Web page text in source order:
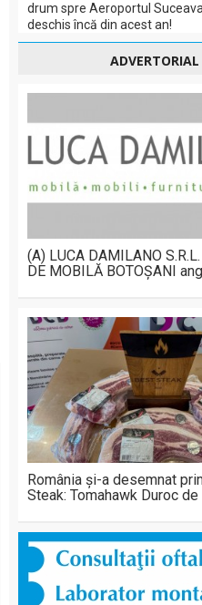
drum spre Aeroportul
deschis încă din acest an!
ADVERTORIAL
(A) LUCA DAMILANO
DE MOBILĂ BOTOȘANI
România și-a desemnat
Steak: Tomahawk Duroc de